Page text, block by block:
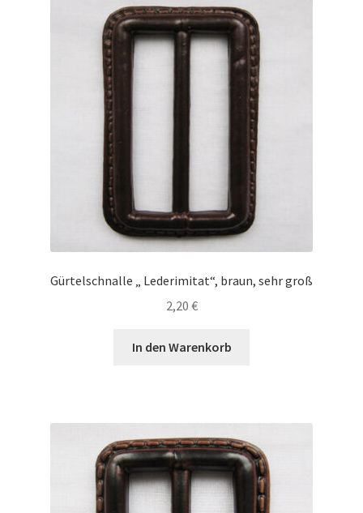
Gürtelschnalle „ Lederimitat“, braun, sehr groß
2,20 €
In den Warenkorb